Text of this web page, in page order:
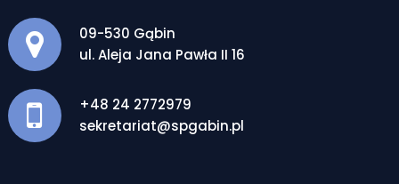
Adres pocztowy:
09-530 Gąbin
ul. Aleja Jana Pawła II 16
+48 24 2772979
sekretariat@spgabin.pl